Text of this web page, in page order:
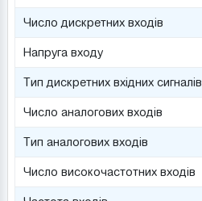
Число дискретних входів
Напруга входу
Тип дискретних вхідних сигналів
Число аналогових входів
Тип аналогових входів
Число високочастотних входів